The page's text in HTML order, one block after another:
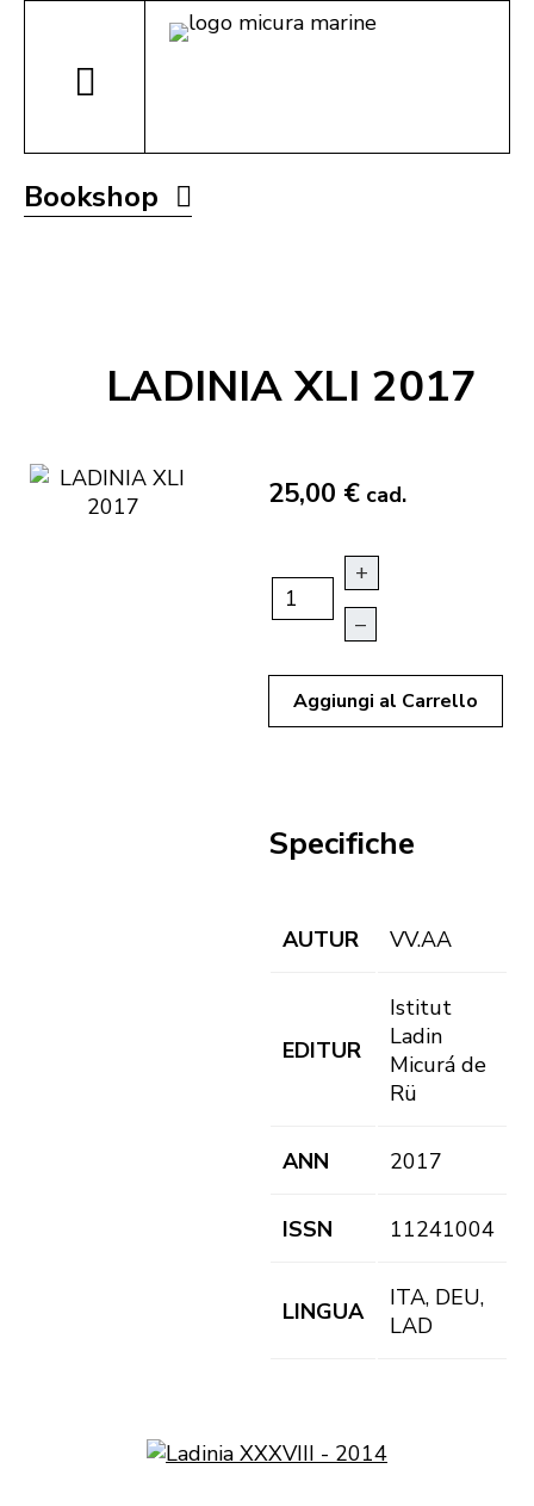
Bookshop
LADINIA XLI 2017
25,00 € cad.
+
–
Aggiungi al Carrello
Specifiche
AUTUR VV.AA
EDITUR
Istitut
Ladin
Micurá de
Rü
ANN 2017
ISSN 11241004
LINGUA
ITA, DEU,
LAD